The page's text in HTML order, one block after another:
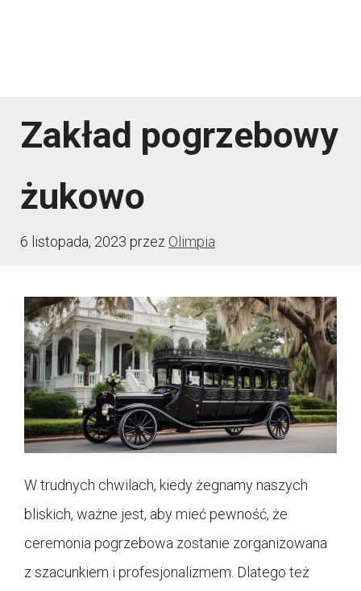
Zakład pogrzebowy
żukowo
6 listopada, 2023 przez Olimpia
W trudnych chwilach, kiedy żegnamy naszych
bliskich, ważne jest, aby mieć pewność, że
ceremonia pogrzebowa zostanie zorganizowana
z szacunkiem i profesjonalizmem. Dlatego też